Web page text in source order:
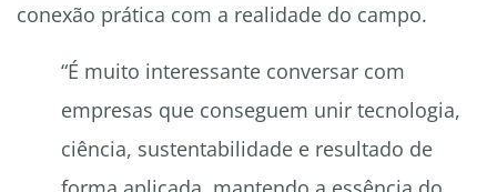
conexão prática com a realidade do campo.
“É muito interessante conversar com
empresas que conseguem unir tecnologia,
ciência, sustentabilidade e resultado de